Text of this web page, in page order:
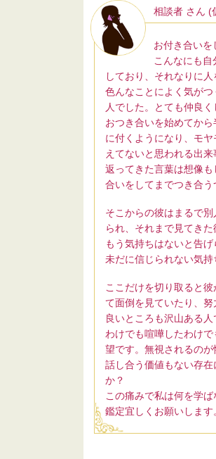
相談者 さん (
お付き合いを
こんなにも
しており、それなりに
色んなことによく気が
人でした。とても仲良
おつき合いを始めてか
に付くようになり、モ
えてないと思われる出
返ってきた言葉は想像
合いをしてまでつき合う
そこからの彼はまるで
られ、それまで見てき
もう気持ちはないと告
未だに信じられない気持
ここだけを切り取ると
て面倒を見ていたり、努
良いところも沢山ある
わけでも喧嘩したわけ
望です。無視されるのが
話し合う価値もない存
か？
この痛みで私は何を学
鑑定宜しくお願いします